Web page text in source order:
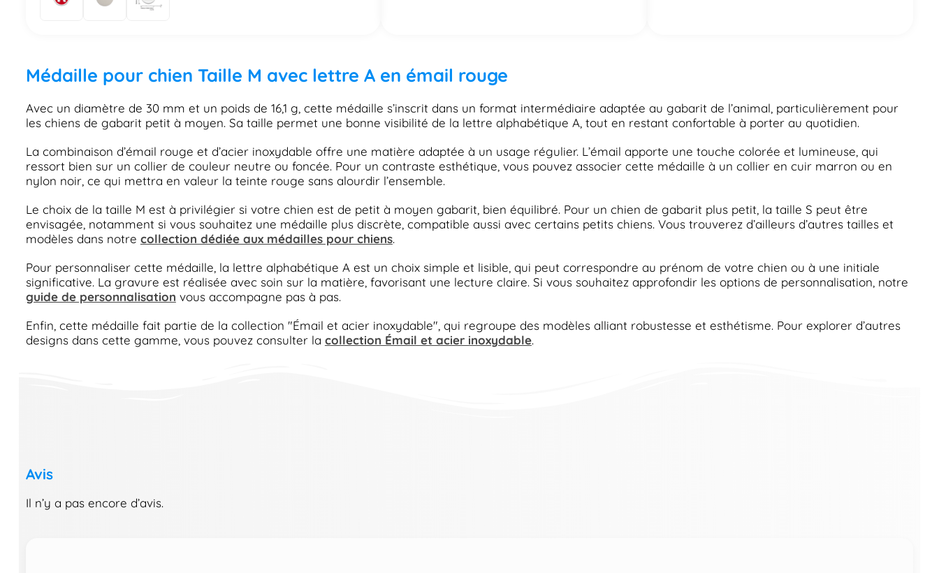
Médaille pour chien Taille M avec lettre A en émail rouge
Avec un diamètre de 30 mm et un poids de 16,1 g, cette médaille s’inscrit dans un format intermédiaire adaptée au gabarit de l’animal, particulièrement pour
les chiens de gabarit petit à moyen. Sa taille permet une bonne visibilité de la lettre alphabétique A, tout en restant confortable à porter au quotidien.
La combinaison d’émail rouge et d’acier inoxydable offre une matière adaptée à un usage régulier. L’émail apporte une touche colorée et lumineuse, qui
ressort bien sur un collier de couleur neutre ou foncée. Pour un contraste esthétique, vous pouvez associer cette médaille à un collier en cuir marron ou en
nylon noir, ce qui mettra en valeur la teinte rouge sans alourdir l’ensemble.
Le choix de la taille M est à privilégier si votre chien est de petit à moyen gabarit, bien équilibré. Pour un chien de gabarit plus petit, la taille S peut être
envisagée, notamment si vous souhaitez une médaille plus discrète, compatible aussi avec certains petits chiens. Vous trouverez d’ailleurs d’autres tailles et
modèles dans notre collection dédiée aux médailles pour chiens.
Pour personnaliser cette médaille, la lettre alphabétique A est un choix simple et lisible, qui peut correspondre au prénom de votre chien ou à une initiale
significative. La gravure est réalisée avec soin sur la matière, favorisant une lecture claire. Si vous souhaitez approfondir les options de personnalisation, notre
guide de personnalisation vous accompagne pas à pas.
Enfin, cette médaille fait partie de la collection "Émail et acier inoxydable", qui regroupe des modèles alliant robustesse et esthétisme. Pour explorer d’autres
designs dans cette gamme, vous pouvez consulter la collection Émail et acier inoxydable.
Avis
Il n’y a pas encore d’avis.